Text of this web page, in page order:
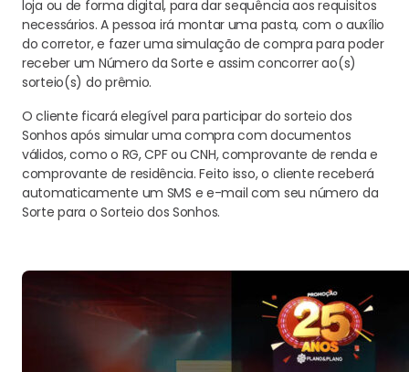
loja ou de forma digital, para dar sequência aos requisitos
necessários. A pessoa irá montar uma pasta, com o auxílio
do corretor, e fazer uma simulação de compra para poder
receber um Número da Sorte e assim concorrer ao(s)
sorteio(s) do prêmio.
O cliente ficará elegível para participar do sorteio dos
Sonhos após simular uma compra com documentos
válidos, como o RG, CPF ou CNH, comprovante de renda e
comprovante de residência. Feito isso, o cliente receberá
automaticamente um SMS e e-mail com seu número da
Sorte para o Sorteio dos Sonhos.